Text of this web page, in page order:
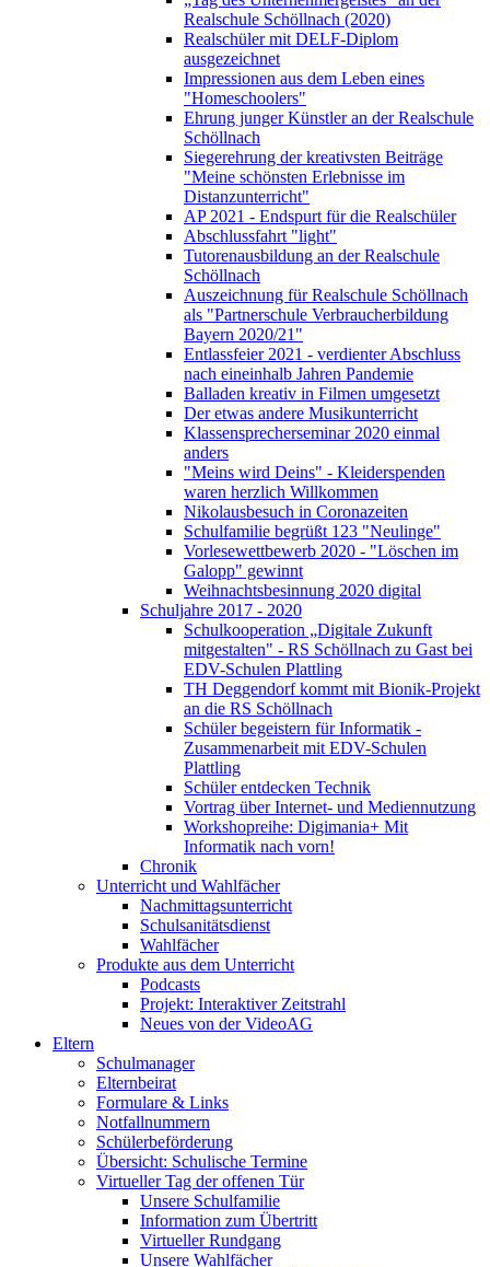
Realschule Schöllnach (2020)
Realschüler mit DELF-Diplom
ausgezeichnet
Impressionen aus dem Leben eines
"Homeschoolers"
Ehrung junger Künstler an der Realschule
Schöllnach
Siegerehrung der kreativsten Beiträge
"Meine schönsten Erlebnisse im
Distanzunterricht"
AP 2021 - Endspurt für die Realschüler
Abschlussfahrt "light"
Tutorenausbildung an der Realschule
Schöllnach
Auszeichnung für Realschule Schöllnach
als "Partnerschule Verbraucherbildung
Bayern 2020/21"
Entlassfeier 2021 - verdienter Abschluss
nach eineinhalb Jahren Pandemie
Balladen kreativ in Filmen umgesetzt
Der etwas andere Musikunterricht
Klassensprecherseminar 2020 einmal
anders
"Meins wird Deins" - Kleiderspenden
waren herzlich Willkommen
Nikolausbesuch in Coronazeiten
Schulfamilie begrüßt 123 "Neulinge"
Vorlesewettbewerb 2020 - "Löschen im
Galopp" gewinnt
Weihnachtsbesinnung 2020 digital
Schuljahre 2017 - 2020
Schulkooperation „Digitale Zukunft
mitgestalten" - RS Schöllnach zu Gast bei
EDV-Schulen Plattling
TH Deggendorf kommt mit Bionik-Projekt
an die RS Schöllnach
Schüler begeistern für Informatik -
Zusammenarbeit mit EDV-Schulen
Plattling
Schüler entdecken Technik
Vortrag über Internet- und Mediennutzung
Workshopreihe: Digimania+ Mit
Informatik nach vorn!
Chronik
Unterricht und Wahlfächer
Nachmittagsunterricht
Schulsanitätsdienst
Wahlfächer
Produkte aus dem Unterricht
Podcasts
Projekt: Interaktiver Zeitstrahl
Neues von der VideoAG
Eltern
Schulmanager
Elternbeirat
Formulare & Links
Notfallnummern
Schülerbeförderung
Übersicht: Schulische Termine
Virtueller Tag der offenen Tür
Unsere Schulfamilie
Information zum Übertritt
Virtueller Rundgang
Unsere Wahlfächer